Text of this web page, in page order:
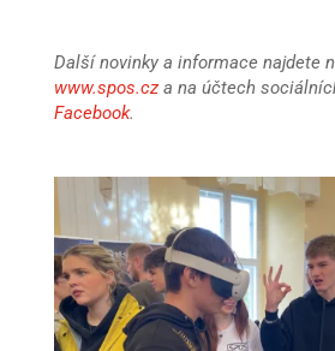
Další novinky a informace najdete
www.spos.cza na účtech
Facebook.